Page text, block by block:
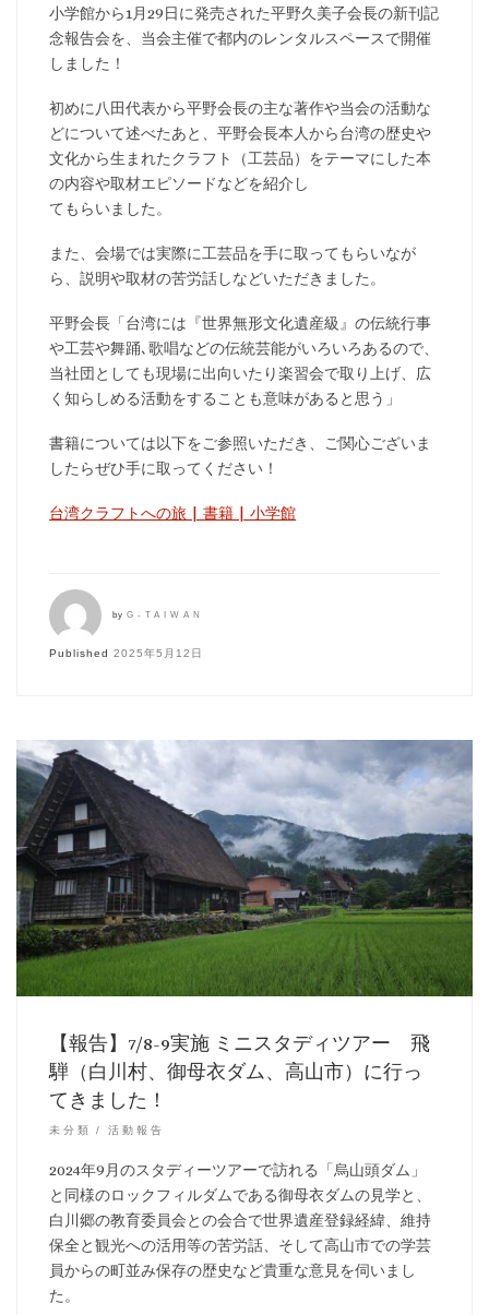
小学館から1月29日に発売された平野久美子会長の新刊記
念報告会を、当会主催で都内のレンタルスペースで開催
しました！
初めに八田代表から平野会長の主な著作や当会の活動な
どについて述べたあと、平野会長本人から台湾の歴史や
文化から生まれたクラフト（工芸品）をテーマにした本
の内容や取材エピソードなどを紹介し
てもらいました。
また、会場では実際に工芸品を手に取ってもらいなが
ら、説明や取材の苦労話しなどいただきました。
平野会長「台湾には『世界無形文化遺産級』の伝統行事
や工芸や舞踊､歌唱などの伝統芸能がいろいろあるので、
当社団としても現場に出向いたり楽習会で取り上げ、広
く知らしめる活動をすることも意味があると思う」
書籍については以下をご参照いただき、ご関心ございま
したらぜひ手に取ってください！
台湾クラフトへの旅 | 書籍 | 小学館
byG-TAIWAN
Published2025年5月12日
【報告】7/8-9実施 ミニスタディツアー 飛
騨（白川村、御母衣ダム、高山市）に行っ
てきました！
未分類 活動報告
2024年9月のスタディーツアーで訪れる「烏山頭ダム」
と同様のロックフィルダムである御母衣ダムの見学と、
白川郷の教育委員会との会合で世界遺産登録経緯、維持
保全と観光への活用等の苦労話、そして高山市での学芸
員からの町並み保存の歴史など貴重な意見を伺いまし
た。